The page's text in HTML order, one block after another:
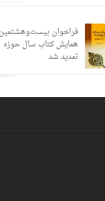
فراخوان بیست‌وهشتمین
همایش کتاب سال حوزه
تمدید شد